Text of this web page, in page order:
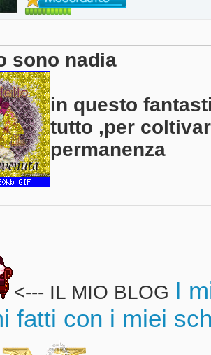
sono nadia
in questo
tutto ,per
permanenza
<--- IL MIO BLOG I
fatti con i miei